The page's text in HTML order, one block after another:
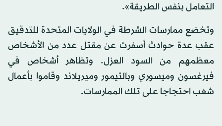
التعامل بنفس الطريقة».
وتخضع ممارسات الشرطة في الولايات المتحدة للتدقيق
عقب عدة حوادث أسفرت عن مقتل عدد من الأشخاص
معظمهم من السود العزل. وتظاهر أشخاص في
فيرغسون وميسوري وبالتيمور وميريلاند وقاموا بأعمال
شغب احتجاجا على تلك الممارسات.